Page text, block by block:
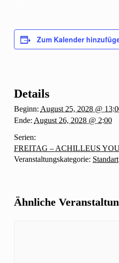
Zum Kalender
Details
Beginn: August 25, 2028 @
Ende: August 26, 2028 @ 2:00
Serien:
FREITAG – ACHILLEUS
Veranstaltungskategorie: Standart
Ähnliche